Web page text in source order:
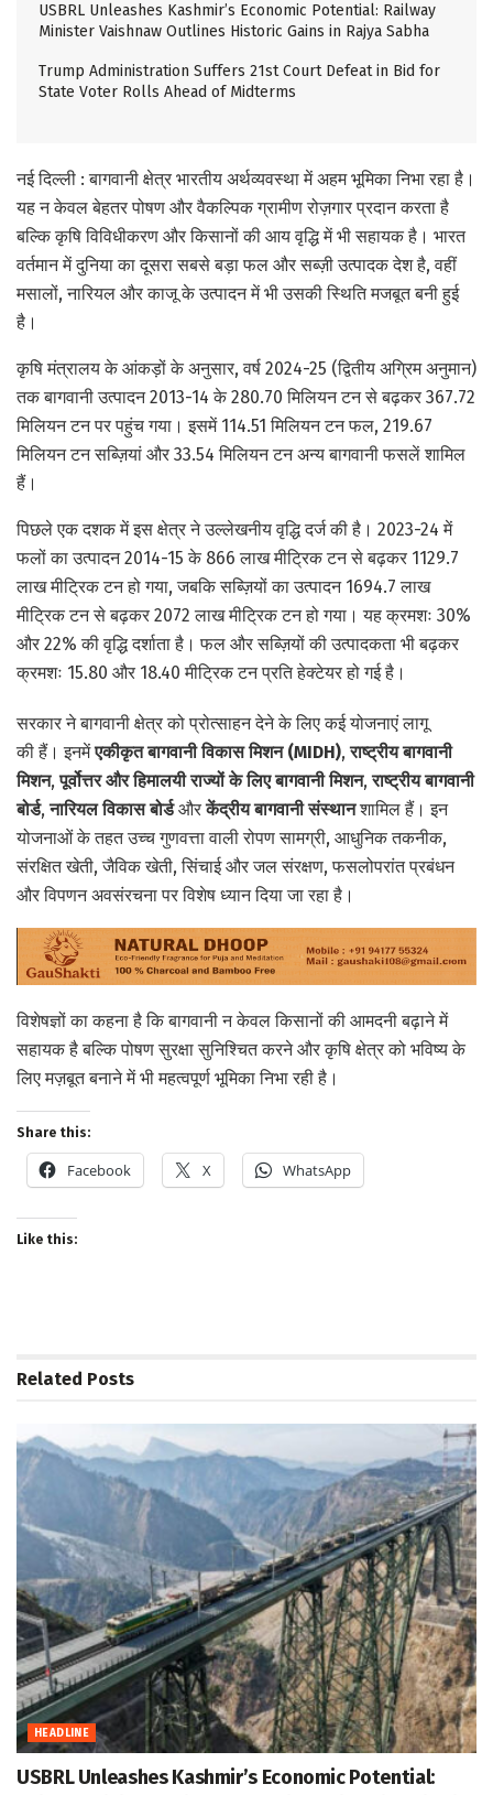
USBRL Unleashes Kashmir’s Economic Potential: Railway
Minister Vaishnaw Outlines Historic Gains in Rajya Sabha
Trump Administration Suffers 21st Court Defeat in Bid for
State Voter Rolls Ahead of Midterms
नई दिल्ली : बागवानी क्षेत्र भारतीय अर्थव्यवस्था में अहम भूमिका निभा रहा है।
यह न केवल बेहतर पोषण और वैकल्पिक ग्रामीण रोज़गार प्रदान करता है
बल्कि कृषि विविधीकरण और किसानों की आय वृद्धि में भी सहायक है। भारत
वर्तमान में दुनिया का दूसरा सबसे बड़ा फल और सब्ज़ी उत्पादक देश है, वहीं
मसालों, नारियल और काजू के उत्पादन में भी उसकी स्थिति मजबूत बनी हुई
है।
कृषि मंत्रालय के आंकड़ों के अनुसार, वर्ष 2024-25 (द्वितीय अग्रिम अनुमान)
तक बागवानी उत्पादन 2013-14 के 280.70 मिलियन टन से बढ़कर 367.72
मिलियन टन पर पहुंच गया। इसमें 114.51 मिलियन टन फल, 219.67
मिलियन टन सब्ज़ियां और 33.54 मिलियन टन अन्य बागवानी फसलें शामिल
हैं।
पिछले एक दशक में इस क्षेत्र ने उल्लेखनीय वृद्धि दर्ज की है। 2023-24 में
फलों का उत्पादन 2014-15 के 866 लाख मीट्रिक टन से बढ़कर 1129.7
लाख मीट्रिक टन हो गया, जबकि सब्ज़ियों का उत्पादन 1694.7 लाख
मीट्रिक टन से बढ़कर 2072 लाख मीट्रिक टन हो गया। यह क्रमशः 30%
और 22% की वृद्धि दर्शाता है। फल और सब्ज़ियों की उत्पादकता भी बढ़कर
क्रमशः 15.80 और 18.40 मीट्रिक टन प्रति हेक्टेयर हो गई है।
सरकार ने बागवानी क्षेत्र को प्रोत्साहन देने के लिए कई योजनाएं लागू
की हैं। इनमेंएकीकृत बागवानी विकास मिशन (MIDH),राष्ट्रीय बागवानी
मिशन,पूर्वोत्तर और हिमालयी राज्यों के लिए बागवानी मिशन,राष्ट्रीय बागवानी
बोर्ड,नारियल विकास बोर्डऔरकेंद्रीय बागवानी संस्थानशामिल हैं। इन
योजनाओं के तहत उच्च गुणवत्ता वाली रोपण सामग्री, आधुनिक तकनीक,
संरक्षित खेती, जैविक खेती, सिंचाई और जल संरक्षण, फसलोपरांत प्रबंधन
और विपणन अवसंरचना पर विशेष ध्यान दिया जा रहा है।
विशेषज्ञों का कहना है कि बागवानी न केवल किसानों की आमदनी बढ़ाने में
सहायक है बल्कि पोषण सुरक्षा सुनिश्चित करने और कृषि क्षेत्र को भविष्य के
लिए मज़बूत बनाने में भी महत्वपूर्ण भूमिका निभा रही है।
Share this:
Facebook X WhatsApp
Like this:
Related Posts
HEADLINE
USBRL Unleashes Kashmir’s Economic Potential: